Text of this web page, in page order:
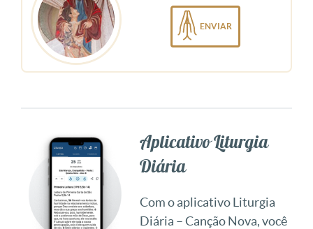
ENVIAR
Aplicativo Liturgia
Diária
Com o aplicativo Liturgia
Diária – Canção Nova, você